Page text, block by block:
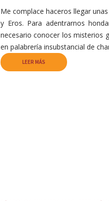
Me complace haceros llegar
y Eros. Para adentrarnos
necesario conocer los misterios
en palabrería insubstancial de
LEER MÁS